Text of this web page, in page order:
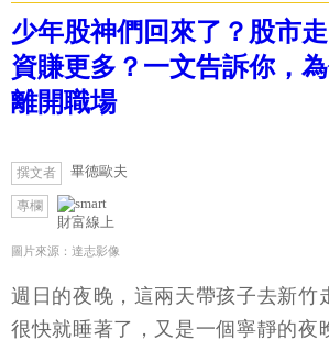
少年股神們回來了？股市
資賺更多？一文告訴你，
離開職場
撰文者 畢德歐夫
專欄
財富線上
圖片來源：達志影像
週日的夜晚，這兩天帶孩子去新竹
很快就睡著了，又是一個寧靜的夜